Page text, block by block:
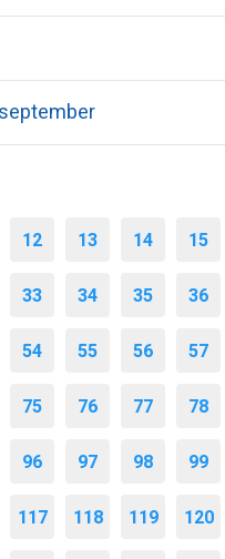
12 13 14 15
33 34 35 36
54 55 56 57
75 76 77 78
96 97 98 99
117 118 119 120